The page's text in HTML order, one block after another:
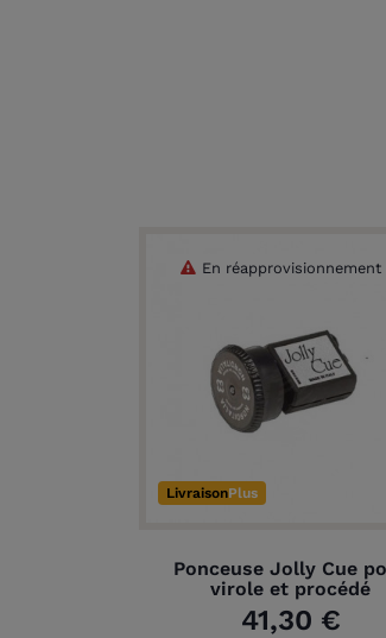
LivraisonPlus
Ponceuse Jolly Cue
virole et procédé
41,30 €
En réapprovisionnement